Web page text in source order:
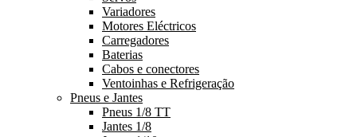
Variadores
Motores Eléctricos
Carregadores
Baterias
Cabos e conectores
Ventoinhas e Refrigeração
Pneus e Jantes
Pneus 1/8 TT
Jantes 1/8